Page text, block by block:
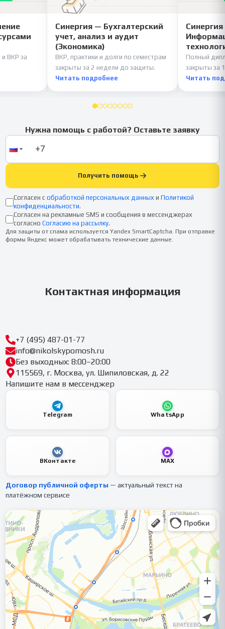
и ВКР за
Синергия — Бухгалтерский
учет, анализ и аудит
(Экономика)
ВКР, практики и долги по семестрам
закрыты за 2 недели до защиты.
Читать подробнее
Полный
закрыты за
Читать
Нужна помощь с работой? Оставьте заявку
Получить помощь
Согласен с обработкой персональных данных и Политикой
конфиденциальности.
Согласен на рекламные SMS и сообщения в мессенджерах
согласно Согласию на рассылку.
Для защиты от спама используется Yandex SmartCaptcha. При отправке
формы Яндекс может обрабатывать технические данные.
Контактная информация
+7 (495) 487-01-77
info@nikolskypomosh.ru
Без выходных: 8:00–20:00
115569, г. Москва, ул. Шипиловская, д. 22
Напишите нам в мессенджер
Telegram WhatsApp
ВКонтакте MAX
Договор публичной оферты — актуальный текст на
платёжном сервисе